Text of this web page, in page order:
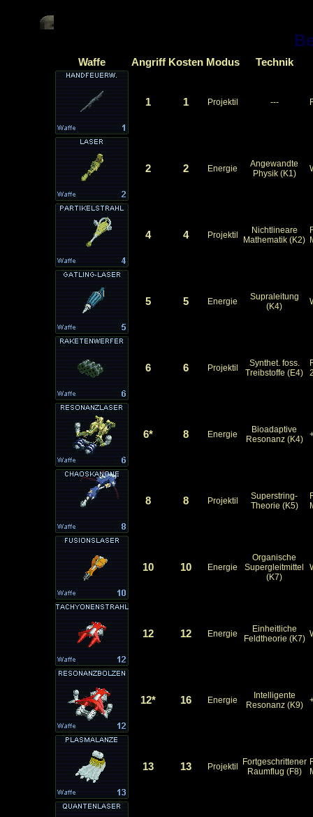
Waffe Angriff Kosten Modus Technik
1 1 Projektil ---
2 2 Energie
Angewandte
Physik (K1)
4 4 Projektil
Nichtlineare
Mathematik (K2)
5 5 Energie
Supraleitung
(K4)
6 6 Projektil
Synthet. foss.
Treibstoffe (E4)
6* 8 Energie
Bioadaptive
Resonanz (K4)
8 8 Projektil
Superstring-
Theorie (K5)
10 10 Energie
Organische
Supergleitmittel
(K7)
12 12 Energie
Einheitliche
Feldtheorie (K7)
12* 16 Energie
Intelligente
Resonanz (K9)
13 13 Projektil
Fortgeschrittener
Raumflug (F8)